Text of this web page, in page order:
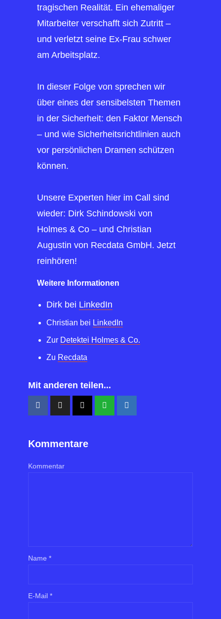
tragischen Realität. Ein ehemaliger
Mitarbeiter verschafft sich Zutritt –
und verletzt seine Ex-Frau schwer
am Arbeitsplatz.
In dieser Folge von sprechen wir
über eines der sensibelsten Themen
in der Sicherheit: den Faktor Mensch
– und wie Sicherheitsrichtlinien auch
vor persönlichen Dramen schützen
können.
Unsere Experten hier im Call sind
wieder: Dirk Schindowski von
Holmes & Co – und Christian
Augustin von Recdata GmbH. Jetzt
reinhören!
Weitere Informationen
Dirk bei LinkedIn
Christian bei LinkedIn
Zur Detektei Holmes & Co.
Zu Recdata
Mit anderen teilen...
Kommentare
Kommentar
Name *
E-Mail *